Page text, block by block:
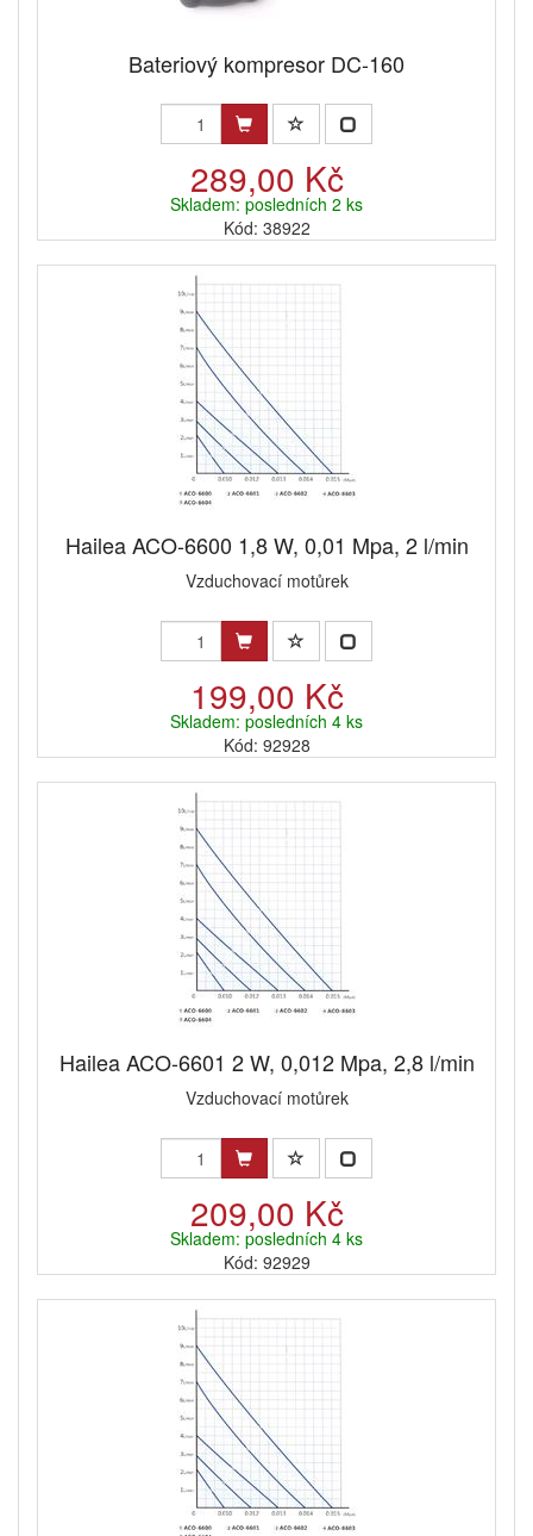
Bateriový kompresor DC-160
289,00 Kč
Skladem: posledních 2 ks
Kód: 38922
Hailea ACO-6600 1,8 W, 0,01 Mpa, 2 l/min
Vzduchovací motůrek
199,00 Kč
Skladem: posledních 4 ks
Kód: 92928
Hailea ACO-6601 2 W, 0,012 Mpa, 2,8 l/min
Vzduchovací motůrek
209,00 Kč
Skladem: posledních 4 ks
Kód: 92929